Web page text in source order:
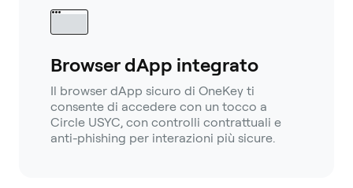
Browser dApp integrato
Il browser dApp sicuro di OneKey ti
consente di accedere con un tocco a
Circle USYC, con controlli contrattuali e
anti-phishing per interazioni più sicure.